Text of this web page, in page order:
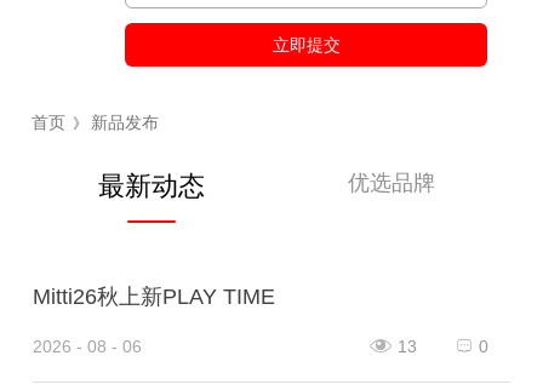
立即提交
首页 》 新品发布
最新动态 优选品牌
Mitti26秋上新PLAY TIME
2026 - 08 - 06 0
13